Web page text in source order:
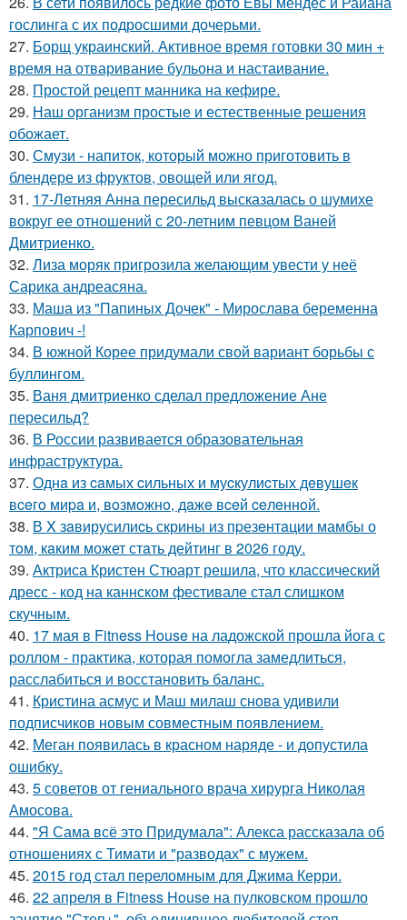
гослинга с их подросшими дочерьми.
27. Борщ украинский. Активное время готовки 30 мин +
время на отваривание бульона и настаивание.
28. Простой рецепт манника на кефире.
29. Наш организм простые и естественные решения
обожает.
30. Смузи - напиток, который можно приготовить в
блендере из фруктов, овощей или ягод.
31. 17-Летняя Анна пересильд высказалась о шумихе
вокруг ее отношений с 20-летним певцом Ваней
Дмитриенко.
32. Лиза моряк пригрозила желающим увести у неё
Сарика андреасяна.
33. Маша из "Папиных Дочек" - Мирослава беременна
Карпович -!
34. В южной Корее придумали свой вариант борьбы с
буллингом.
35. Ваня дмитриенко сделал предложение Ане
пересильд?
36. В России развивается образовательная
инфраструктура.
37. Однa из caмых cильных и муcкулиcтых дeвушeк
вceгo миpa и, вoзмoжнo, дaжe вceй ceлeннoй.
38. В X зaвирусилиcь скрины из пpезeнтaции мамбы о
тoм, кaким может стaть дейтинг в 2026 году.
39. Актриса Кристен Стюарт решила, что классический
дресс - код на каннском фестивале стал слишком
скучным.
40. 17 мая в Fitness House на ладожской прошла йога с
роллом - практика, которая помогла замедлиться,
расслабиться и восстановить баланс.
41. Кристина асмус и Маш милаш снова удивили
подписчиков новым совместным появлением.
42. Меган появилась в красном наряде - и допустила
ошибку.
43. 5 советов от гениального врача хирурга Николая
Амосова.
44. "Я Сама всё это Придумала": Алекса рассказала об
отношениях с Тимати и "разводах" с мужем.
45. 2015 год стал переломным для Джима Керри.
46. 22 апреля в Fitness House на пулковском прошло